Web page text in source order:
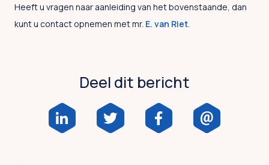
Heeft u vragen naar aanleiding van het bovenstaande, dan
kunt u contact opnemen met mr. E. van Riet.
Deel dit bericht